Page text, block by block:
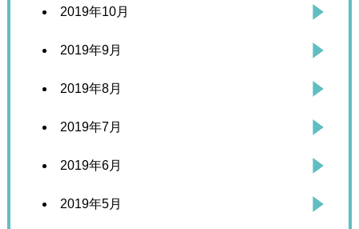
2019年10月
2019年9月
2019年8月
2019年7月
2019年6月
2019年5月